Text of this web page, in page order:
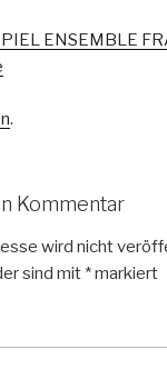
ENSEMBLE
.
Kommentar
wird nicht
sind mit *markiert